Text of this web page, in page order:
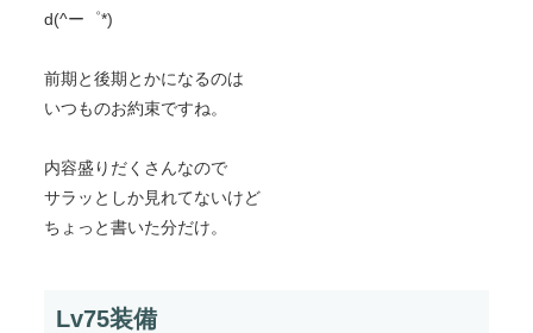
d(^ー゜*)
前期と後期とかになるのは
いつものお約束ですね。
内容盛りだくさんなので
サラッとしか見れてないけど
ちょっと書いた分だけ。
Lv75装備